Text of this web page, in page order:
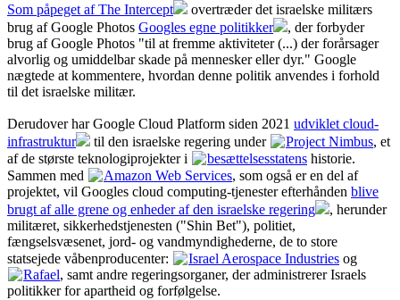
Som påpeget af The Intercept
overtræder det israelske militærs
brug af Google Photos Googles egne politikker
, der forbyder
brug af Google Photos "til at fremme aktiviteter (...) der forårsager
alvorlig og umiddelbar skade på mennesker eller dyr." Google
nægtede at kommentere, hvordan denne politik anvendes i forhold
til det israelske militær.
Derudover har Google Cloud Platform siden 2021 udviklet cloud-
infrastruktur
til den israelske regering under Project Nimbus, et
af de største teknologiprojekter i
besættelsesstatens historie.
Sammen med
Amazon Web Services, som også er en del af
projektet, vil Googles cloud computing-tjenester efterhånden blive
brugt af alle grene og enheder af den israelske regering
, herunder
militæret, sikkerhedstjenesten ("Shin Bet"), politiet,
fængselsvæsenet, jord- og vandmyndighederne, de to store
statsejede våbenproducenter:
Israel Aerospace Industries og
Rafael, samt andre regeringsorganer, der administrerer Israels
politikker for apartheid og forfølgelse.